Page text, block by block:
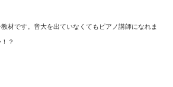
材です。音大を出ていなくてもピアノ講師になれま
？